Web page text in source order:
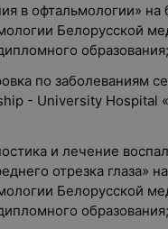
в офтальмологии» на
Белорусской
образования;
по заболеваниям
- University Hospital
и лечение
отрезка глаза»
Белорусской
образования;